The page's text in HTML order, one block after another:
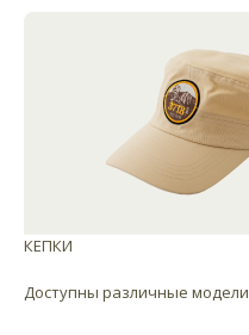
КЕПКИ
Доступны различные модели